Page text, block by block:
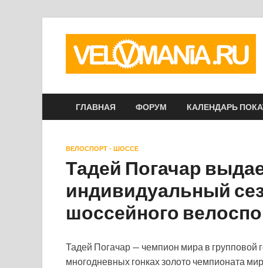
ГЛАВНАЯ ФОРУМ КАЛЕНДАРЬ
ВЕЛОСПОРТ - ШОССЕ
Тадей Погачар
индивидуальный
шоссейного
Тадей Погачар — чемпион мира в групповой
многодневных гонках золото чемпионата